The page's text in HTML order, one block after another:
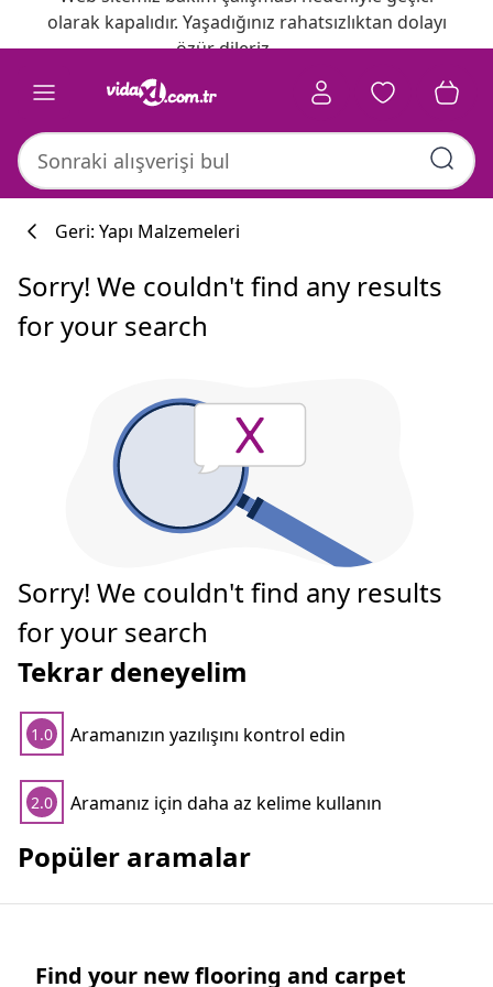
olarak kapalıdır. Yaşadığınız rahatsızlıktan dolayı
özür dileriz.
Geri: Yapı Malzemeleri
Sorry! We couldn't find any results
for your search
Sorry! We couldn't find any results
for your search
Tekrar deneyelim
1.0 Aramanızın yazılışını kontrol edin
2.0 Aramanız için daha az kelime kullanın
Popüler aramalar
Find your new flooring and carpet